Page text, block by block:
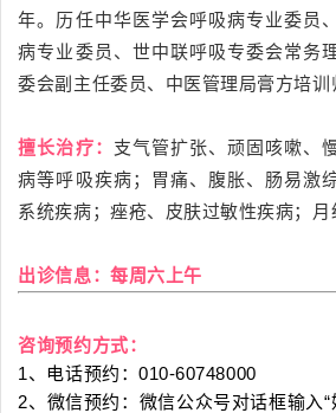
年。历任中华医学会呼吸病专业委员
病专业委员、世中联呼吸专委会常务
委会副主任委员、中医管理局膏方培训
擅长治疗： 支气管扩张、顽固咳嗽、
病等呼吸疾病；胃痛、腹胀、肠易激
系统疾病；痤疮、皮肤过敏性疾病；月
出诊信息：每周六上午
咨询预约方式：
1、电话预约：010-60748000
2、微信预约：微信公众号对话框输入